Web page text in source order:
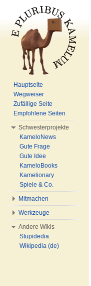
Hauptseite
Wegweiser
Zufällige Seite
Empfohlene Seiten
Schwesterprojekte
KameloNews
Gute Frage
Gute Idee
KameloBooks
Kamelionary
Spiele & Co.
Mitmachen
Werkzeuge
Andere Wikis
Stupidedia
Wikipedia (de)